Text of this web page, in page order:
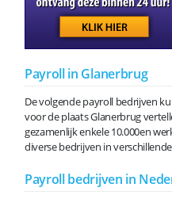
Payroll in Glanerbrug
De volgende payroll bedrijven
voor de plaats Glanerbrug
gezamenlijk enkele 10.000en
diverse bedrijven in
Payroll bedrijven in